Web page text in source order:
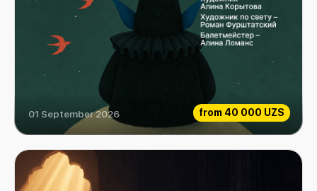
from 40 000 UZS
Blue Dwarf, or The Pearl Heart
01 September 2026